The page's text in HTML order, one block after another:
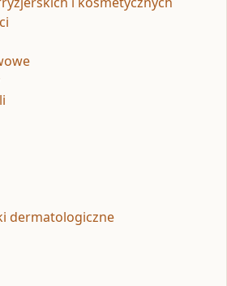
dermatologiczne